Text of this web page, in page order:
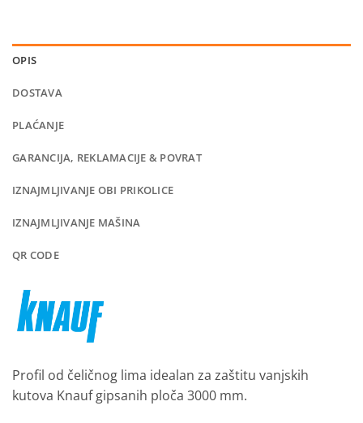
OPIS
DOSTAVA
PLAĆANJE
GARANCIJA, REKLAMACIJE & POVRAT
IZNAJMLJIVANJE OBI PRIKOLICE
IZNAJMLJIVANJE MAŠINA
QR CODE
Profil od čeličnog lima idealan za zaštitu vanjskih
kutova Knauf gipsanih ploča 3000 mm.